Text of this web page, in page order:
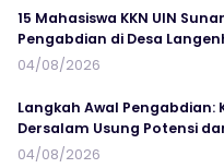
15 Mahasiswa KKN UIN
Pengabdian di Desa
04/08/2026
Langkah Awal Pengabdian:
Dersalam Usung Potensi
04/08/2026